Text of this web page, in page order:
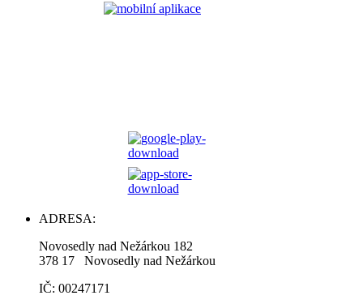
ADRESA:
Novosedly nad Nežárkou 182
378 17 Novosedly nad Nežárkou
IČ: 00247171